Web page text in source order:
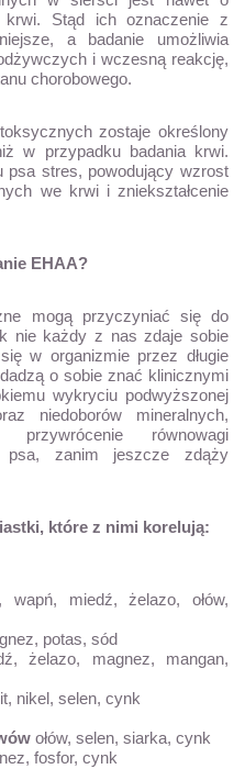
Stąd ich oznaczenie z
a badanie umożliwia
i wczesną reakcję,
chorobowego.
zostaje określony
w przypadku badania krwi.
psa stres, powodujący wzrost
we krwi i zniekształcenie
EHAA?
mogą przyczyniać się do
nie każdy z nas zdaje sobie
w organizmie przez długie
o sobie znać klinicznymi
wykryciu podwyższonej
niedoborów mineralnych,
równowagi
psa, zanim jeszcze zdąży
które z nimi korelują:
wapń, miedź, żelazo, ołów,
potas, sód
żelazo, magnez, mangan,
nikel, selen, cynk
ołów, selen, siarka, cynk
fosfor, cynk